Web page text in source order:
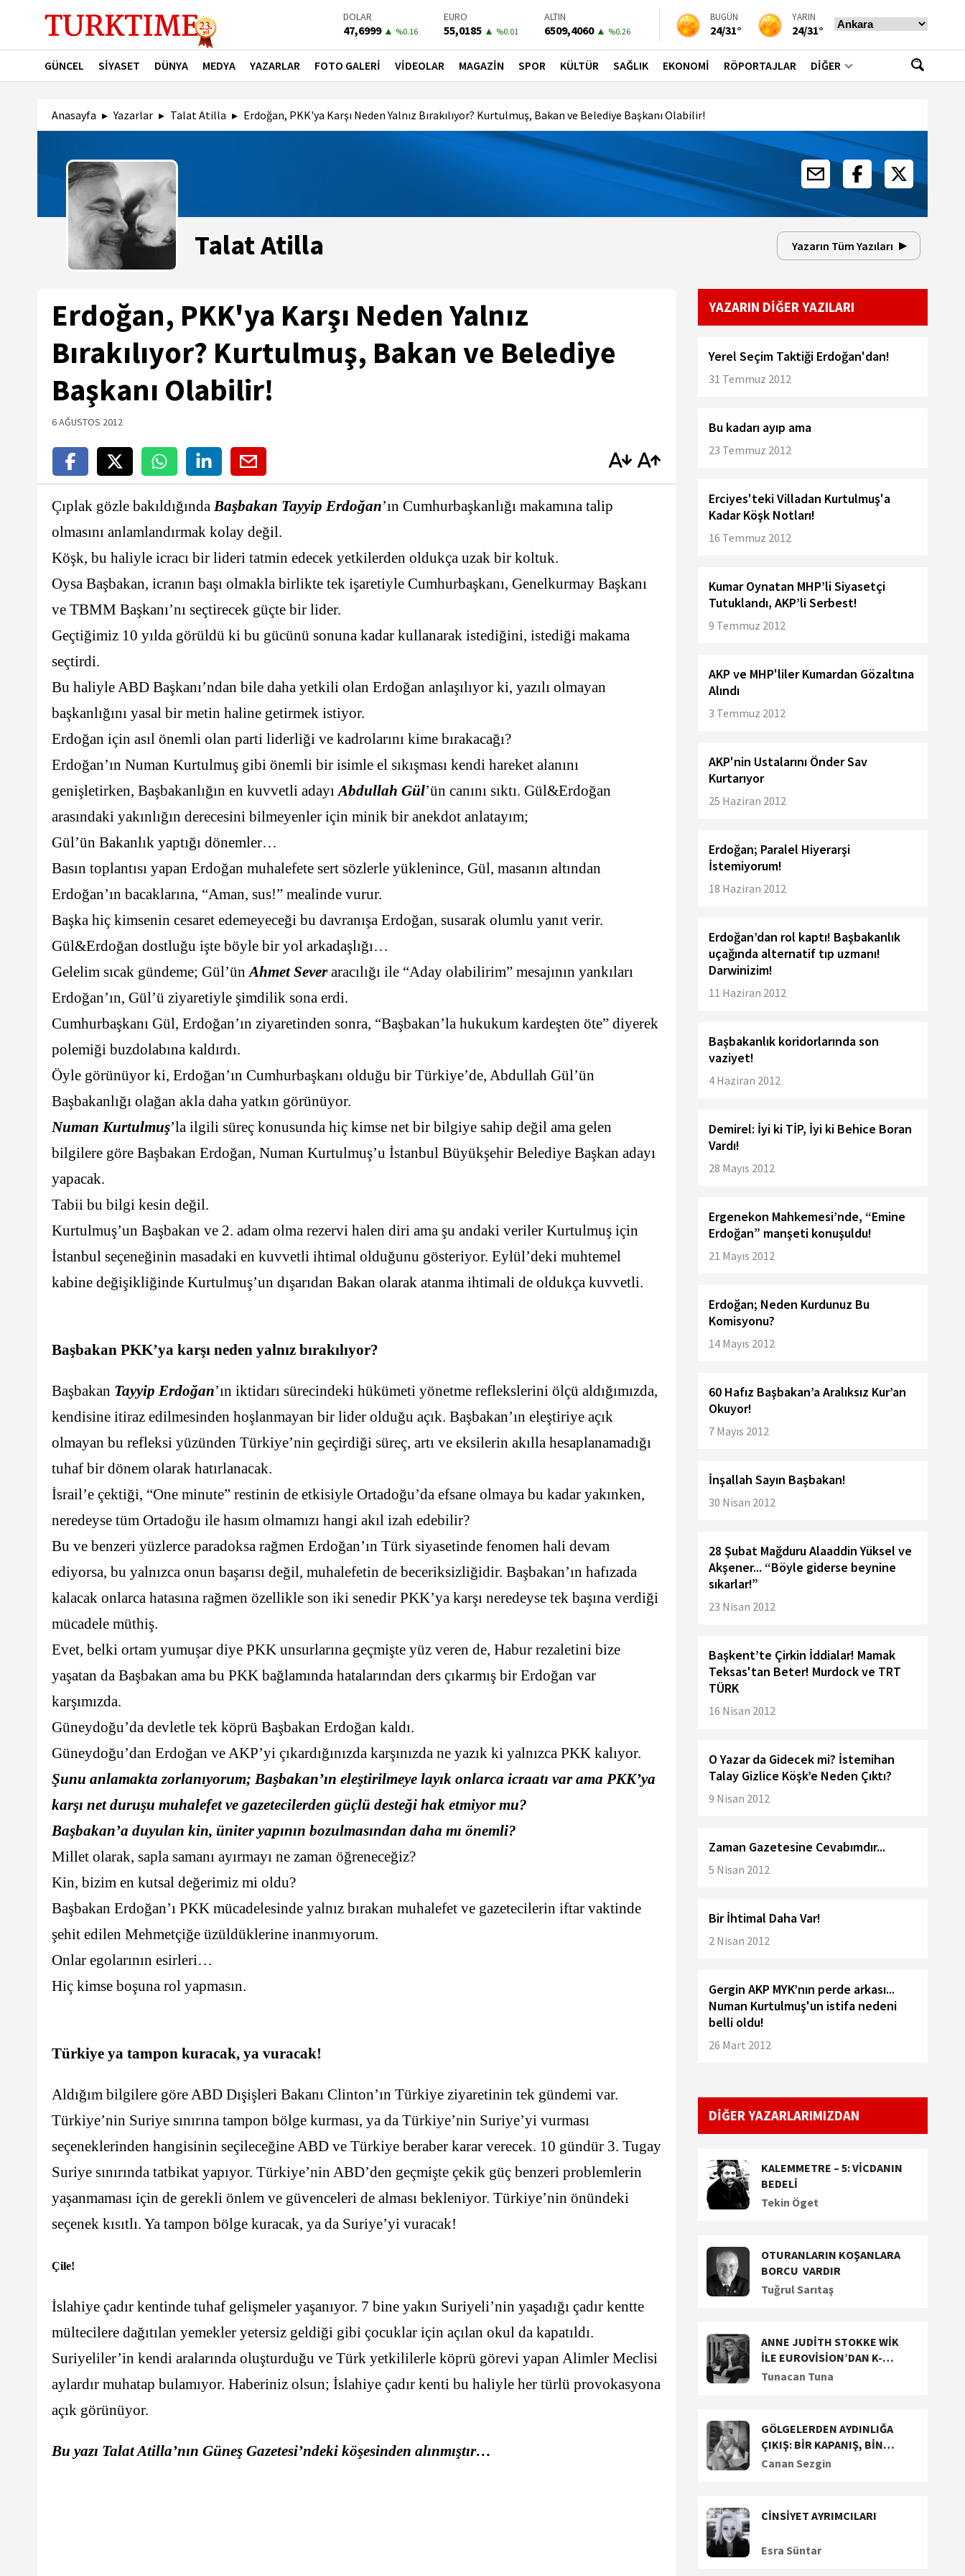
DOLAR
47,6999 ▲ %0.16
EURO
55,0185 ▲ %0.01
ALTIN
6509,4060 ▲ %0.26
BIST-100
13798,82 ▲ %0.7
PETROL
82,2800▼ %-0.6
BONO
41,5300 ▼ %-0.02
BUGÜN
24/31°
YARIN
24/31°
GÜNCEL SİYASET DÜNYA MEDYA YAZARLAR FOTO GALERİ VİDEOLAR MAGAZİN SPOR KÜLTÜR SAĞLIK EKONOMİ RÖPORTAJLAR DİĞER
Anasayfa Yazarlar Talat Atilla Erdoğan, PKK'ya Karşı Neden Yalnız Bırakılıyor? Kurtulmuş, Bakan ve Belediye Başkanı Olabilir!
Talat Atilla Yazarın Tüm Yazıları
Erdoğan, PKK'ya Karşı Neden Yalnız
Bırakılıyor? Kurtulmuş, Bakan ve Belediye
Başkanı Olabilir!
6 AĞUSTOS 2012
Çıplak gözle bakıldığında Başbakan Tayyip Erdoğan’ın Cumhurbaşkanlığı makamına talip
olmasını anlamlandırmak kolay değil.
Köşk, bu haliyle icracı bir lideri tatmin edecek yetkilerden oldukça uzak bir koltuk.
Oysa Başbakan, icranın başı olmakla birlikte tek işaretiyle Cumhurbaşkanı, Genelkurmay Başkanı
ve TBMM Başkanı’nı seçtirecek güçte bir lider.
Geçtiğimiz 10 yılda görüldü ki bu gücünü sonuna kadar kullanarak istediğini, istediği makama
seçtirdi.
Bu haliyle ABD Başkanı’ndan bile daha yetkili olan Erdoğan anlaşılıyor ki, yazılı olmayan
başkanlığını yasal bir metin haline getirmek istiyor.
Erdoğan için asıl önemli olan parti liderliği ve kadrolarını kime bırakacağı?
Erdoğan’ın Numan Kurtulmuş gibi önemli bir isimle el sıkışması kendi hareket alanını
genişletirken, Başbakanlığın en kuvvetli adayı Abdullah Gül’ün canını sıktı. Gül&Erdoğan
arasındaki yakınlığın derecesini bilmeyenler için minik bir anekdot anlatayım;
Gül’ün Bakanlık yaptığı dönemler…
Basın toplantısı yapan Erdoğan muhalefete sert sözlerle yüklenince, Gül, masanın altından
Erdoğan’ın bacaklarına, “Aman, sus!” mealinde vurur.
Başka hiç kimsenin cesaret edemeyeceği bu davranışa Erdoğan, susarak olumlu yanıt verir.
Gül&Erdoğan dostluğu işte böyle bir yol arkadaşlığı…
Gelelim sıcak gündeme; Gül’ün Ahmet Severaracılığı ile “Aday olabilirim” mesajının yankıları
Erdoğan’ın, Gül’ü ziyaretiyle şimdilik sona erdi.
Cumhurbaşkanı Gül, Erdoğan’ın ziyaretinden sonra, “Başbakan’la hukukum kardeşten öte” diyerek
polemiği buzdolabına kaldırdı.
Öyle görünüyor ki, Erdoğan’ın Cumhurbaşkanı olduğu bir Türkiye’de, Abdullah Gül’ün
Başbakanlığı olağan akla daha yatkın görünüyor.
Numan Kurtulmuş’la ilgili süreç konusunda hiç kimse net bir bilgiye sahip değil ama gelen
bilgilere göre Başbakan Erdoğan, Numan Kurtulmuş’u İstanbul Büyükşehir Belediye Başkan adayı
yapacak.
Tabii bu bilgi kesin değil.
Kurtulmuş’un Başbakan ve 2. adam olma rezervi halen diri ama şu andaki veriler Kurtulmuş için
İstanbul seçeneğinin masadaki en kuvvetli ihtimal olduğunu gösteriyor. Eylül’deki muhtemel
kabine değişikliğinde Kurtulmuş’un dışarıdan Bakan olarak atanma ihtimali de oldukça kuvvetli.
Başbakan PKK’ya karşı neden yalnız bırakılıyor?
Başbakan Tayyip Erdoğan’ın iktidarı sürecindeki hükümeti yönetme reflekslerini ölçü aldığımızda,
kendisine itiraz edilmesinden hoşlanmayan bir lider olduğu açık. Başbakan’ın eleştiriye açık
olmayan bu refleksi yüzünden Türkiye’nin geçirdiği süreç, artı ve eksilerin akılla hesaplanamadığı
tuhaf bir dönem olarak hatırlanacak.
İsrail’e çektiği, “One minute” restinin de etkisiyle Ortadoğu’da efsane olmaya bu kadar yakınken,
neredeyse tüm Ortadoğu ile hasım olmamızı hangi akıl izah edebilir?
Bu ve benzeri yüzlerce paradoksa rağmen Erdoğan’ın Türk siyasetinde fenomen hali devam
ediyorsa, bu yalnızca onun başarısı değil, muhalefetin de beceriksizliğidir. Başbakan’ın hafızada
kalacak onlarca hatasına rağmen özellikle son iki senedir PKK’ya karşı neredeyse tek başına verdiği
mücadele müthiş.
Evet, belki ortam yumuşar diye PKK unsurlarına geçmişte yüz veren de, Habur rezaletini bize
yaşatan da Başbakan ama bu PKK bağlamında hatalarından ders çıkarmış bir Erdoğan var
karşımızda.
Güneydoğu’da devletle tek köprü Başbakan Erdoğan kaldı.
Güneydoğu’dan Erdoğan ve AKP’yi çıkardığınızda karşınızda ne yazık ki yalnızca PKK kalıyor.
Şunu anlamakta zorlanıyorum; Başbakan’ın eleştirilmeye layık onlarca icraatı var ama PKK’ya
karşı net duruşu muhalefet ve gazetecilerden güçlü desteği hak etmiyor mu?
Başbakan’a duyulan kin, üniter yapının bozulmasından daha mı önemli?
Millet olarak, sapla samanı ayırmayı ne zaman öğreneceğiz?
Kin, bizim en kutsal değerimiz mi oldu?
Başbakan Erdoğan’ı PKK mücadelesinde yalnız bırakan muhalefet ve gazetecilerin iftar vaktinde
şehit edilen Mehmetçiğe üzüldüklerine inanmıyorum.
Onlar egolarının esirleri…
Hiç kimse boşuna rol yapmasın.
Türkiye ya tampon kuracak, ya vuracak!
Aldığım bilgilere göre ABD Dışişleri Bakanı Clinton’ın Türkiye ziyaretinin tek gündemi var.
Türkiye’nin Suriye sınırına tampon bölge kurması, ya da Türkiye’nin Suriye’yi vurması
seçeneklerinden hangisinin seçileceğine ABD ve Türkiye beraber karar verecek. 10 gündür 3. Tugay
Suriye sınırında tatbikat yapıyor. Türkiye’nin ABD’den geçmişte çekik güç benzeri problemlerin
yaşanmaması için de gerekli önlem ve güvenceleri de alması bekleniyor. Türkiye’nin önündeki
seçenek kısıtlı. Ya tampon bölge kuracak, ya da Suriye’yi vuracak!
Çile!
İslahiye çadır kentinde tuhaf gelişmeler yaşanıyor. 7 bine yakın Suriyeli’nin yaşadığı çadır kentte
mültecilere dağıtılan yemekler yetersiz geldiği gibi çocuklar için açılan okul da kapatıldı.
Suriyeliler’in kendi aralarında oluşturduğu ve Türk yetkililerle köprü görevi yapan Alimler Meclisi
aylardır muhatap bulamıyor. Haberiniz olsun; İslahiye çadır kenti bu haliyle her türlü provokasyona
açık görünüyor.
Bu yazı Talat Atilla’nın Güneş Gazetesi’ndeki köşesinden alınmıştır…
YAZARIN DİĞER YAZILARI
Yerel Seçim Taktiği Erdoğan'dan!
31 Temmuz 2012
Bu kadarı ayıp ama
23 Temmuz 2012
Erciyes'teki Villadan Kurtulmuş'a
Kadar Köşk Notları!
16 Temmuz 2012
Kumar Oynatan MHP’li Siyasetçi
Tutuklandı, AKP’li Serbest!
9 Temmuz 2012
AKP ve MHP'liler Kumardan Gözaltına
Alındı
3 Temmuz 2012
AKP'nin Ustalarını Önder Sav
Kurtarıyor
25 Haziran 2012
Erdoğan; Paralel Hiyerarşi
İstemiyorum!
18 Haziran 2012
Erdoğan’dan rol kaptı! Başbakanlık
uçağında alternatif tıp uzmanı!
Darwinizim!
11 Haziran 2012
Başbakanlık koridorlarında son
vaziyet!
4 Haziran 2012
Demirel: İyi ki TİP, İyi ki Behice Boran
Vardı!
28 Mayıs 2012
Ergenekon Mahkemesi’nde, “Emine
Erdoğan” manşeti konuşuldu!
21 Mayıs 2012
Erdoğan; Neden Kurdunuz Bu
Komisyonu?
14 Mayıs 2012
60 Hafız Başbakan’a Aralıksız Kur’an
Okuyor!
7 Mayıs 2012
İnşallah Sayın Başbakan!
30 Nisan 2012
28 Şubat Mağduru Alaaddin Yüksel ve
Akşener... “Böyle giderse beynine
sıkarlar!”
23 Nisan 2012
Başkent’te Çirkin İddialar! Mamak
Teksas'tan Beter! Murdock ve TRT
TÜRK
16 Nisan 2012
O Yazar da Gidecek mi? İstemihan
Talay Gizlice Köşk’e Neden Çıktı?
9 Nisan 2012
Zaman Gazetesine Cevabımdır...
5 Nisan 2012
Bir İhtimal Daha Var!
2 Nisan 2012
Gergin AKP MYK’nın perde arkası...
Numan Kurtulmuş'un istifa nedeni
belli oldu!
26 Mart 2012
DİĞER YAZARLARIMIZDAN
KALEMMETRE – 5: VİCDANIN
BEDELİ
Tekin Öget
OTURANLARIN KOŞANLARA
BORCU VARDIR
Tuğrul Sarıtaş
ANNE JUDİTH STOKKE WİK
İLE EUROVİSİON’DAN K-
POP’A UZANAN YARATICI
Tunacan Tuna
GÖLGELERDEN AYDINLIĞA
ÇIKIŞ: BİR KAPANIŞ, BİN
BAŞLANGIÇ!
Canan Sezgin
CİNSİYET AYRIMCILARI
Esra Süntar